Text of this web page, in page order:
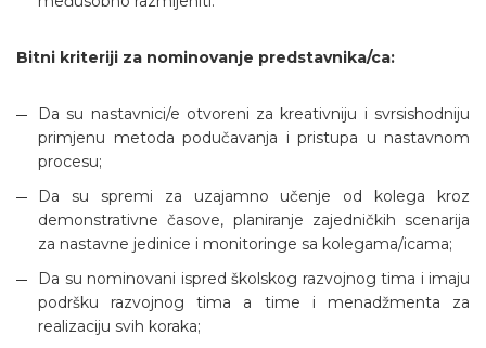
Bitni kriteriji za nominovanje predstavnika/ca:
Da su nastavnici/e otvoreni za kreativniju i svrsishodniju
primjenu metoda podučavanja i pristupa u nastavnom
procesu;
Da su spremi za uzajamno učenje od kolega kroz
demonstrativne časove, planiranje zajedničkih scenarija
za nastavne jedinice i monitoringe sa kolegama/icama;
Da su nominovani ispred školskog razvojnog tima i imaju
podršku razvojnog tima a time i menadžmenta za
realizaciju svih koraka;